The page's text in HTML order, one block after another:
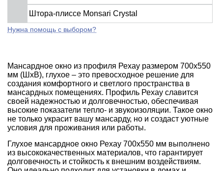
Штора-плиссе Monsari Crystal
Нужна помощь с выбором?
Мансардное окно из профиля Рехау размером 700x550
мм (ШхВ), глухое – это превосходное решение для
создания комфортного и светлого пространства в
мансардных помещениях. Профиль Рехау славится
своей надежностью и долговечностью, обеспечивая
высокие показатели тепло- и звукоизоляции. Такое окно
не только украсит вашу мансарду, но и создаст уютные
условия для проживания или работы.
Глухое мансардное окно Рехау 700x550 мм выполнено
из высококачественных материалов, что гарантирует
долговечность и стойкость к внешним воздействиям.